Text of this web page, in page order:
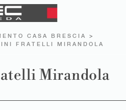
CASA BRESCIA
>
FRATELLI MIRANDOLA
Mirandola